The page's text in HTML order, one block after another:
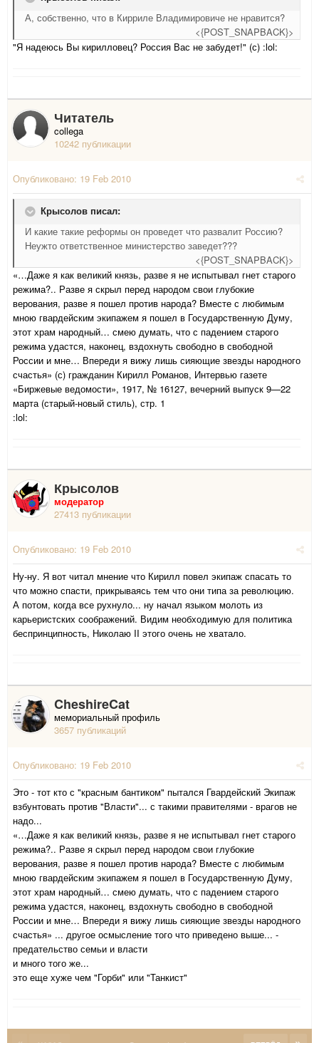
А, собственно, что в Кирриле Владимировиче не нравится?
<{POST_SNAPBACK}>
"Я надеюсь Вы кирилловец? Россия Вас не забудет!" (с) :lol:
Читатель
collega
10242 публикации
Опубликовано: 19 Feb 2010
Крысолов писал:
И какие такие реформы он проведет что развалит Россию?
Неужто ответственное министерство заведет???
<{POST_SNAPBACK}>
«…Даже я как великий князь, разве я не испытывал гнет старого
режима?.. Разве я скрыл перед народом свои глубокие
верования, разве я пошел против народа? Вместе с любимым
мною гвардейским экипажем я пошел в Государственную Думу,
этот храм народный… смею думать, что с падением старого
режима удастся, наконец, вздохнуть свободно в свободной
России и мне… Впереди я вижу лишь сияющие звезды народного
счастья» (с) гражданин Кирилл Романов, Интервью газете
«Биржевые ведомости», 1917, № 16127, вечерний выпуск 9—22
марта (старый-новый стиль), стр. 1
:lol:
Крысолов
модератор
27413 публикации
Опубликовано: 19 Feb 2010
Ну-ну. Я вот читал мнение что Кирилл повел экипаж спасать то
что можно спасти, прикрываясь тем что они типа за революцию.
А потом, когда все рухнуло... ну начал языком молоть из
карьеристских соображений. Видим необходимую для политика
беспринципность, Николаю II этого очень не хватало.
CheshireCat
мемориальный профиль
3657 публикаций
Опубликовано: 19 Feb 2010
Это - тот кто с "красным бантиком" пытался Гвардейский Экипаж
взбунтовать против "Власти"... с такими правителями - врагов не
надо...
«…Даже я как великий князь, разве я не испытывал гнет старого
режима?.. Разве я скрыл перед народом свои глубокие
верования, разве я пошел против народа? Вместе с любимым
мною гвардейским экипажем я пошел в Государственную Думу,
этот храм народный… смею думать, что с падением старого
режима удастся, наконец, вздохнуть свободно в свободной
России и мне… Впереди я вижу лишь сияющие звезды народного
счастья» ... другое осмысление того что приведено выше... -
предательство семьи и власти
и много того же...
это еще хуже чем "Горби" или "Танкист"